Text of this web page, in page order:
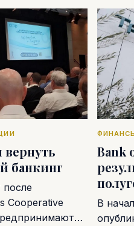
банкинг
после
Cooperative
Bank
В